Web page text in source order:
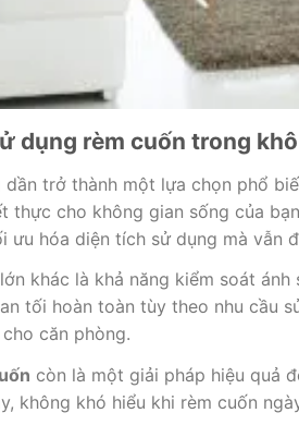
dụng rèm cuốn trong
dần trở thành một lựa chọn phổ
thực cho không gian sống của
ưu hóa diện tích sử dụng mà vẫn
khác là khả năng kiểm soát
tối hoàn toàn tùy theo nhu cầu
căn phòng.
còn là một giải pháp hiệu quả
không khó hiểu khi rèm cuốn